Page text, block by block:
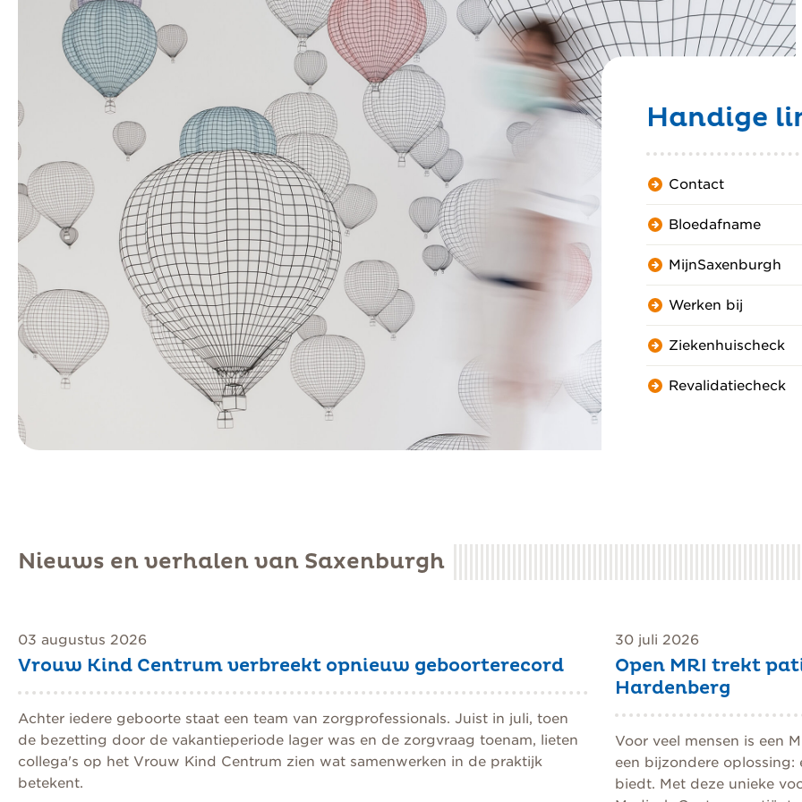
Ziekenhuiszorg
“Tijd nemen voor jou
en je gezondheid”
Onze visie op ziekenhuiszorg
Handige
Contact
Bloedafname
MijnSaxenburgh
Werken bij
Ziekenhuischeck
Revalidatiecheck
Nieuws en verhalen van Saxenburgh
03 augustus 2026
Vrouw Kind Centrum verbreekt opnieuw geboorterecord
Achter iedere geboorte staat een team van zorgprofessionals. Juist in juli, toen
de bezetting door de vakantieperiode lager was en de zorgvraag toenam, lieten
collega's op het Vrouw Kind Centrum zien wat samenwerken in de praktijk
betekent.
30 juli 2026
Open MRI trekt
Hardenberg
Voor veel mensen is een
een bijzondere
biedt. Met deze unieke